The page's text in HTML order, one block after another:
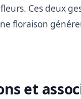
Ces deux
floraison
et